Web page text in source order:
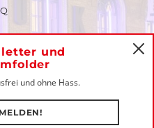
und
und ohne Hass.